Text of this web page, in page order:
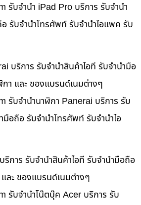
รับจำนำ iPad Pro บริการ รับจำนำ
รับจำนำโทรศัพท์ รับจำนำไอแพค รับ
บริการ รับจำนำสินค้าไอที รับจำนำมือ
า และ ของแบรนด์เนมต่างๆ
รับจำนำนาฬิกา Panerai บริการ รับ
มือถือ รับจำนำโทรศัพท์ รับจำนำไอ
การ รับจำนำสินค้าไอที รับจำนำมือถือ
ละ ของแบรนด์เนมต่างๆ
รับจำนำโน๊ตบุ๊ค Acer บริการ รับ